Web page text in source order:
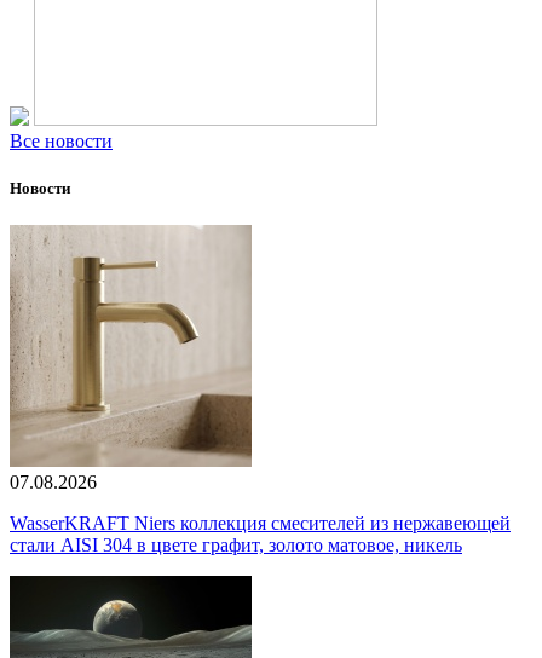
Все новости
Новости
07.08.2026
WasserKRAFT Niers коллекция смесителей из нержавеющей
стали AISI 304 в цвете графит, золото матовое, никель